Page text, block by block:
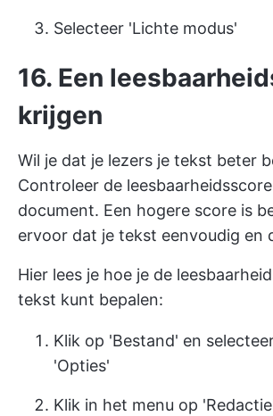
Selecteer 'Lichte modus'
16. Een
krijgen
Wil je dat je lezers je tekst beter
Controleer de
document. Een hogere score is
ervoor dat je tekst eenvoudig en
Hier lees je hoe je de
tekst kunt bepalen:
Klik op 'Bestand' en
'Opties'
Klik in het menu op